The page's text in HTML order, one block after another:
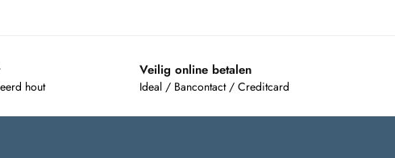
hout
Veilig online betalen
Ideal / Bancontact / Creditcard